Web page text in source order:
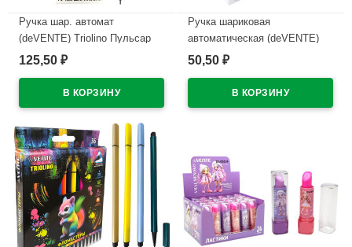
Ручка шар. автомат
(deVENTE) Triolino Пульсар
(Pulsar) н/
арт.5070609 (Ст12)
125,50 ₽
Ручка шариковая
автоматическая (deVENTE)
ПРОСТО БЕЛЫЙ (JUST
каучуковый держатель,
синий, 0,5мм, масло
50,50 ₽